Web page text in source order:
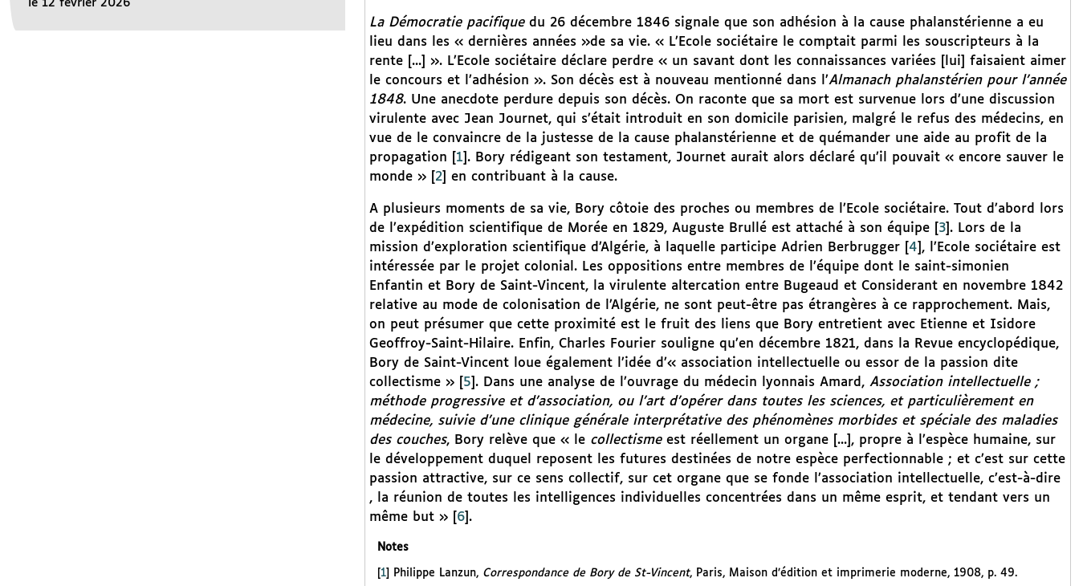
La Démocratie pacifiquedu 26 décembre 1846 signale que son adhésion à la cause phalanstérienne a eu
lieu dans les « dernières années »de sa vie. « L’Ecole sociétaire le comptait parmi les souscripteurs à la
rente [...] ». L’Ecole sociétaire déclare perdre « un savant dont les connaissances variées [lui] faisaient aimer
le concours et l’adhésion ». Son décès est à nouveau mentionné dans l’Almanach phalanstérien pour l’année
1848. Une anecdote perdure depuis son décès. On raconte que sa mort est survenue lors d’une discussion
virulente avec Jean Journet, qui s’était introduit en son domicile parisien, malgré le refus des médecins, en
vue de le convaincre de la justesse de la cause phalanstérienne et de quémander une aide au profit de la
propagation
1 . Bory rédigeant son testament, Journet aurait alors déclaré qu’il pouvait « encore sauver le
monde »[ 2] en contribuant à la cause.
A plusieurs moments de sa vie, Bory côtoie des proches ou membres de l’Ecole sociétaire. Tout d’abord lors
de l’expédition scientifique de Morée en 1829, Auguste Brullé est attaché à son équipe[ 3] . Lors de la
mission d’exploration scientifique d’Algérie, à laquelle participe Adrien Berbrugger[ 4 , l’Ecole sociétaire est
intéressée par le projet colonial. Les oppositions entre membres de l’équipe dont le saint-simonien
Enfantin et Bory de Saint-Vincent, la virulente altercation entre Bugeaud et Considerant en novembre 1842
relative au mode de colonisation de l’Algérie, ne sont peut-être pas étrangères à ce rapprochement. Mais,
on peut présumer que cette proximité est le fruit des liens que Bory entretient avec Etienne et Isidore
Geoffroy-Saint-Hilaire. Enfin, Charles Fourier souligne qu’en décembre 1821, dans la Revue encyclopédique,
Bory de Saint-Vincent loue également l’idée d’« association intellectuelle ou essor de la passion dite
collectisme »[ 5 . Dans une analyse de l’ouvrage du médecin lyonnais Amard, Association intellectuelle ;
méthode progressive et d’association, ou l’art d’opérer dans toutes les sciences, et particulièrement en
médecine, suivie d’une clinique générale interprétative des phénomènes morbides et spéciale des maladies
des couches, Bory relève que « le collectismeest réellement un organe [...], propre à l’espèce humaine, sur
le développement duquel reposent les futures destinées de notre espèce perfectionnable ; et c’est sur cette
passion attractive, sur ce sens collectif, sur cet organe que se fonde l’association intellectuelle, c’est-à-dire
, la réunion de toutes les intelligences individuelles concentrées dans un même esprit, et tendant vers un
même but »[ 6] .
Notes
1] Philippe Lanzun, Correspondance de Bory de St-Vincent, Paris, Maison d’édition et imprimerie moderne, 1908, p. 49.
le 12 février 2026